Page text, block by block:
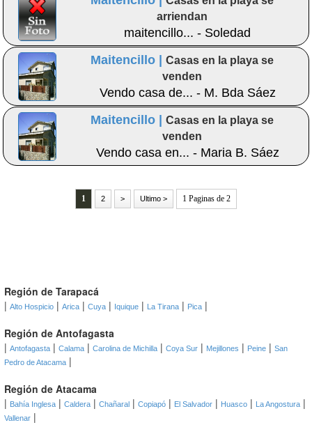
arriendan
maitencillo... - Soledad
Maitencillo |Casas en la playa se
venden
Vendo casa de... - M. Bda Sáez
Maitencillo |Casas en la playa se
venden
Vendo casa en... - Maria B. Sáez
1 2 > Ultimo > 1 Paginas de 2
Región de Tarapacá
| Alto Hospicio | Arica | Cuya | Iquique | La Tirana | Pica |
Región de Antofagasta
| Antofagasta | Calama | Carolina de Michilla | Coya Sur | Mejillones | Peine | San
Pedro de Atacama |
Región de Atacama
| Bahía Inglesa | Caldera | Chañaral | Copiapó | El Salvador | Huasco | La Angostura |
Vallenar |